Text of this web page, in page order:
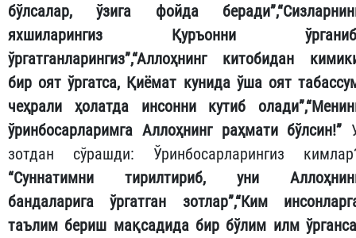
бўлсалар, ўзига фойда беради”
яхшиларингиз Қуръонни
ўргатганларингиз”,“Аллоҳнинг китобидан
бир оят ўргатса, Қиёмат кунида ўша оят
чеҳрали ҳолатда инсонни кутиб
ўринбосарларимга Аллоҳнинг раҳмати бўлсин!”
зотдан сўрашди: Ўринбосарларингиз
“Суннатимни тирилтириб, уни
бандаларига ўргатган зотлар”,“Ким
таълим бериш мақсадида бир бўлим илм